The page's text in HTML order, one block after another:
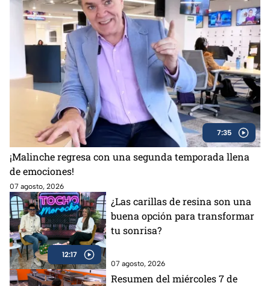
7:35
¡Malinche regresa con una segunda temporada llena
de emociones!
07 agosto, 2026
12:17
¿Las carillas de resina son una
buena opción para transformar
tu sonrisa?
07 agosto, 2026
Resumen del miércoles 7 de